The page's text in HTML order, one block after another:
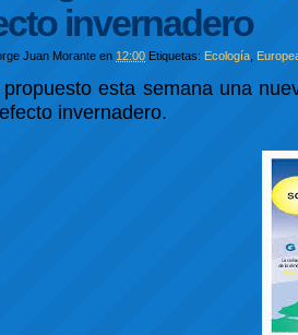
invernadero
Juan Morante en 12:00 Etiquetas: Ecología
esta semana una
invernadero.